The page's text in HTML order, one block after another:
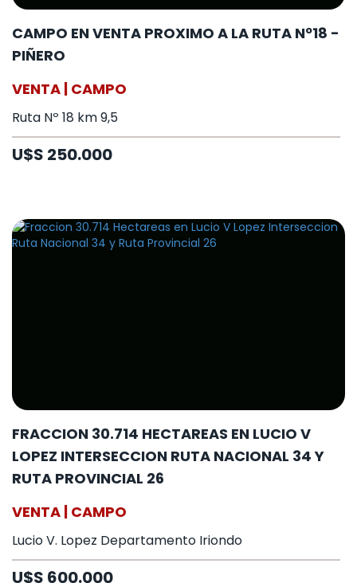
CAMPO EN VENTA PROXIMO A LA RUTA Nº18 -
PIÑERO
VENTA | CAMPO
Ruta Nº 18 km 9,5
U$S 250.000
FRACCION 30.714 HECTAREAS EN LUCIO V
LOPEZ INTERSECCION RUTA NACIONAL 34 Y
RUTA PROVINCIAL 26
VENTA | CAMPO
Lucio V. Lopez Departamento Iriondo
U$S 600.000